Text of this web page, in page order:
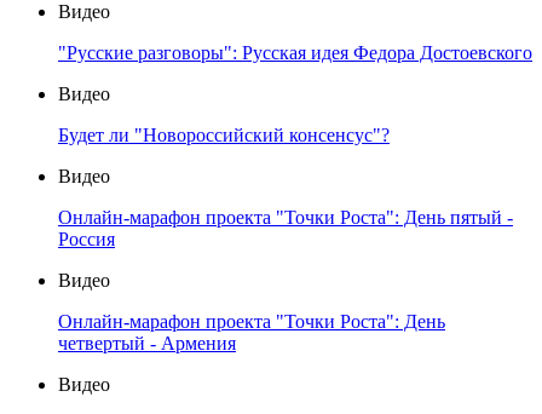
Видео
"Русские разговоры": Русская идея Федора Достоевского
Видео
Будет ли "Новороссийский консенсус"?
Видео
Онлайн-марафон проекта "Точки Роста": День пятый -
Россия
Видео
Онлайн-марафон проекта "Точки Роста": День
четвертый - Армения
Видео